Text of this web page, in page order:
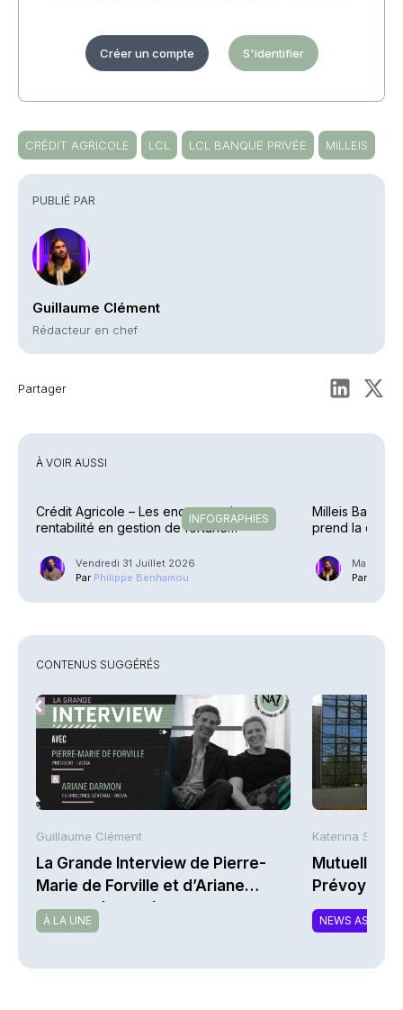
PUBLIÉ PAR
Guillaume Clément
Rédacteur en chef
Partager
Créer un compte S'identifier
CRÉDIT AGRICOLE LCL LCL BANQUE PRIVÉE MILLEIS
À VOIR AUSSI
INFOGRAPHIES
Crédit Agricole – Les encours et la
rentabilité en gestion de fortune
Vendredi 31 Juillet 2026
Par Philippe Benhamou
Milleis
prend la
Mardi 21
Par
CONTENUS SUGGÉRÉS
Guillaume Clément
La Grande Interview de Pierre-
Marie de Forville et d’Ariane
Darmon (Ivesta)
À LA UNE
Katerina
Mutuelles :
de la Math
NEWS